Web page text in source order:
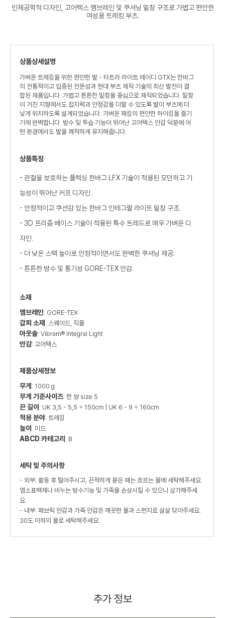
인체공학적 디자인, 고어텍스 멤브레인 및 쿠셔닝 밑창 구조로 가볍고 편안한
여성용 트레킹 부츠.
상품상세설명
가벼운 트레킹을 위한 편안한 발 - 타트라 라이트 레이디 GTX는 한바그
의 전통적이고 입증된 전문성과 현대 부츠 제작 기술의 최신 발전이 결
합된 제품입니다. 가볍고 튼튼한 밑창을 중심으로 제작되었습니다. 밑창
이 거친 지형에서도 접지력과 안정감을 더할 수 있도록 발이 부츠에 더
낮게 위치하도록 설계되었습니다. 가벼운 패킹의 편안한 하이킹을 즐기
기에 완벽합니다. 방수 및 투습 기능이 뛰어난 고어텍스 안감 덕분에 어
떤 환경에서도 발을 쾌적하게 유지해줍니다.
상품특징
- 관절을 보호하는 플렉싱 한바그 LFX 기술이 적용된 모던하고 기
능성이 뛰어난 커프 디자인.
- 안정적이고 쿠션감 있는 한바그 인테그랄 라이트 밑창 구조.
- 3D 프리즘 베이스 기술이 적용된 특수 트레드로 매우 가벼운 디
자인.
- 더 낮은 스택 높이로 안정적이면서도 완벽한 쿠셔닝 제공.
- 튼튼한 방수 및 통기성 GORE-TEX 안감.
소재
멤브레인: GORE-TEX
갑피 소재 : 스웨이드, 직물
아웃솔: Vibram® Integral Light
안감: 고어텍스
제품상세정보
무게 : 1000 g
무게 기준사이즈: 한 쌍 size 5
끈 길이 : UK 3,5 - 5,5 = 150cm | UK 6 - 9 = 160cm
적용 분야: 트레킹
높이 : 미드
ABCD 카테고리 : B
세탁 및 주의사항
- 외부: 활동 후 털어주시고, 끈적하게 묻은 때는 흐르는 물에 세탁해주세요.
염소표백제나 비누는 방수기능 및 가죽을 손상시킬 수 있으니 삼가해주세
요.
- 내부: 패브릭 안감과 가죽 안감은 깨끗한 물과 스펀지로 살살 닦아주세요.
30도 이하의 물로 세탁해주세요.
추가 정보